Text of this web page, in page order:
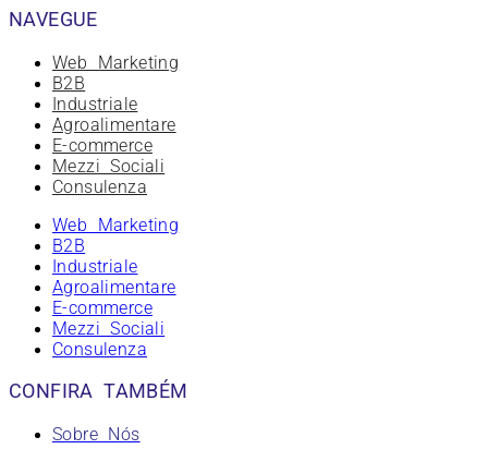
NAVEGUE
Web Marketing
B2B
Industriale
Agroalimentare
E-commerce
Mezzi Sociali
Consulenza
Web Marketing
B2B
Industriale
Agroalimentare
E-commerce
Mezzi Sociali
Consulenza
CONFIRA TAMBÉM
Sobre Nós